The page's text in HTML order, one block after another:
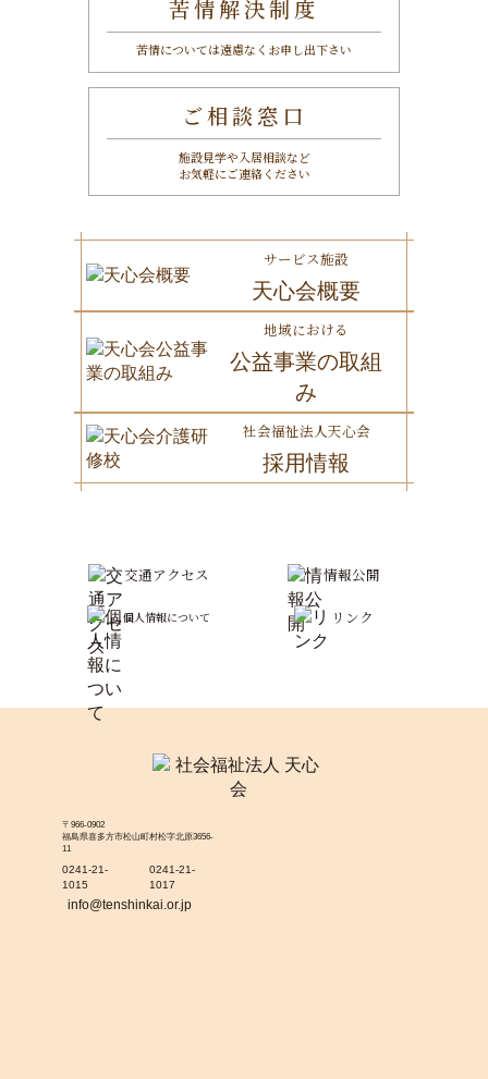
苦情解決制度
苦情については遠慮なくお申し出下さい
ご相談窓口
施設見学や入居相談など
お気軽にご連絡ください
サービス施設
天心会概要
地域における
公益事業の取組
み
社会福祉法人天心会
採用情報
交通アクセス 情報公開
個人情報について リンク
〒966-0902
福島県喜多方市松山町村松字北原3656-
11
0241-21-
1015
0241-21-
1017
info@tenshinkai.or.jp